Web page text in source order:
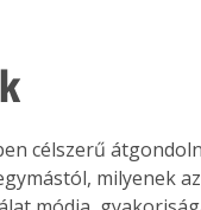
célszerű
milyenek